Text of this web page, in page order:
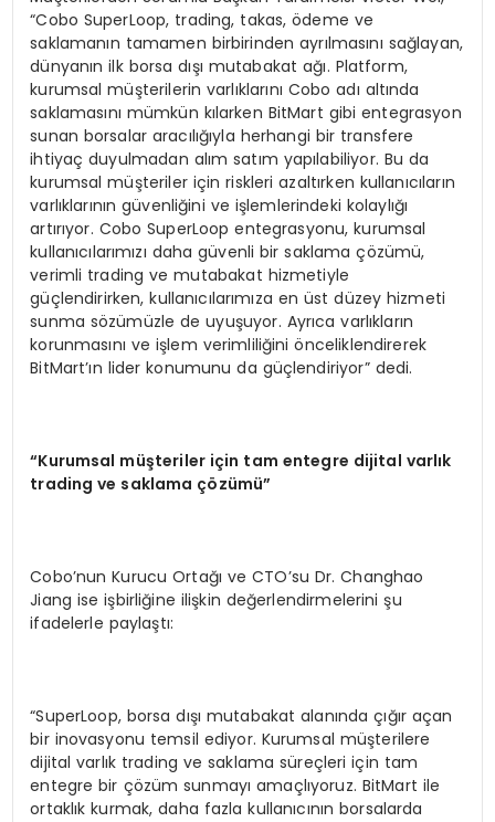
“Cobo SuperLoop, trading, takas, ödeme ve
saklamanın tamamen birbirinden ayrılmasını sağlayan,
dünyanın ilk borsa dışı mutabakat ağı. Platform,
kurumsal müşterilerin varlıklarını Cobo adı altında
saklamasını mümkün kılarken BitMart gibi entegrasyon
sunan borsalar aracılığıyla herhangi bir transfere
ihtiyaç duyulmadan alım satım yapılabiliyor. Bu da
kurumsal müşteriler için riskleri azaltırken kullanıcıların
varlıklarının güvenliğini ve işlemlerindeki kolaylığı
artırıyor. Cobo SuperLoop entegrasyonu, kurumsal
kullanıcılarımızı daha güvenli bir saklama çözümü,
verimli trading ve mutabakat hizmetiyle
güçlendirirken, kullanıcılarımıza en üst düzey hizmeti
sunma sözümüzle de uyuşuyor. Ayrıca varlıkların
korunmasını ve işlem verimliliğini önceliklendirerek
BitMart’ın lider konumunu da güçlendiriyor” dedi.
“Kurumsal müşteriler için tam entegre dijital varlık
trading ve saklama çözümü”
Cobo’nun Kurucu Ortağı ve CTO’su Dr. Changhao
Jiang ise işbirliğine ilişkin değerlendirmelerini şu
ifadelerle paylaştı:
“SuperLoop, borsa dışı mutabakat alanında çığır açan
bir inovasyonu temsil ediyor. Kurumsal müşterilere
dijital varlık trading ve saklama süreçleri için tam
entegre bir çözüm sunmayı amaçlıyoruz. BitMart ile
ortaklık kurmak, daha fazla kullanıcının borsalarda